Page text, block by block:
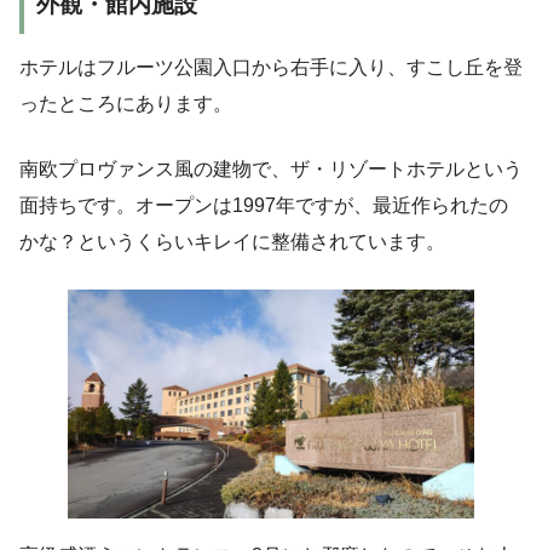
ホテルはフルーツ公園入口から右手に入り、すこし丘を登
ったところにあります。
南欧プロヴァンス風の建物で、ザ・リゾートホテルという
面持ちです。オープンは1997年ですが、最近作られたの
かな？というくらいキレイに整備されています。